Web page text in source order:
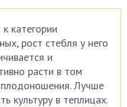
категории
рост стебля у него
и
расти в том
Лучше
культуру в теплицах.